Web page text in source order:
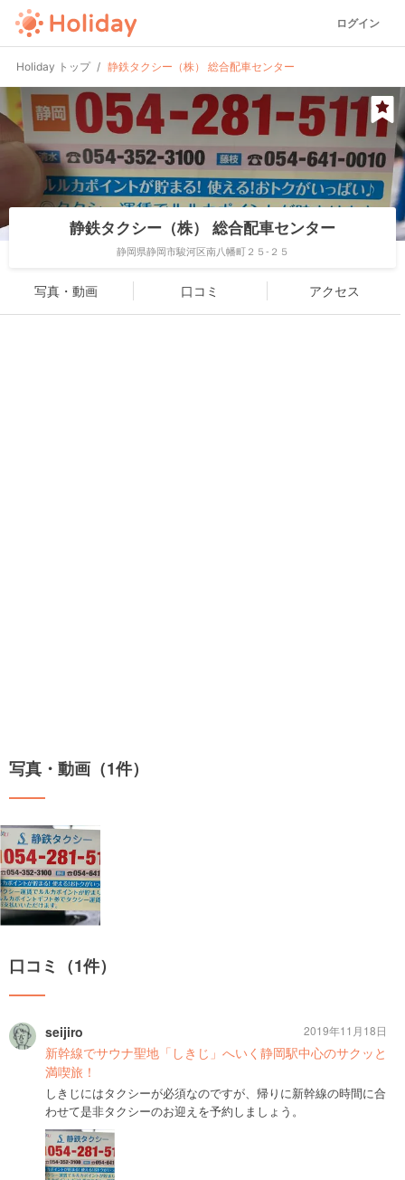
ログイン
Holiday トップ 静鉄タクシー（株） 総合配車センター
静鉄タクシー（株） 総合配車センター
静岡県静岡市駿河区南八幡町２５-２５
写真・動画 口コミ アクセス
写真・動画（1件）
口コミ（1件）
seijiro
新幹線でサウナ聖地「しきじ」へいく静岡駅中心のサクッと
満喫旅！
しきじにはタクシーが必須なのですが、帰りに新幹線の時間に合
わせて是非タクシーのお迎えを予約しましょう。
2019年11月18日